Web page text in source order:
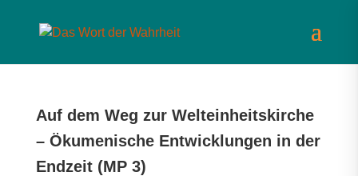
Auf dem Weg zur Welteinheitskirche
– Ökumenische Entwicklungen in der
Endzeit (MP 3)